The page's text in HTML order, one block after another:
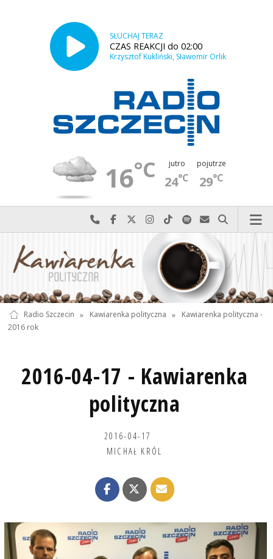
SŁUCHAJ TERAZ
CZAS REAKCJI do 02:00
Krzysztof Kukliński, Sławomir Orlik
16°C jutro
24°C
pojutrze
29°C
Najlepiej po prostu do nas zadzwoń
Odwiedź nas na Facebook-u
Odwiedź nas na X
Odwiedź nas na Instagram-ie
Odwiedź nas na TikTok-u
Szukaj nas na Spotify
Wyślij do nas
Szukaj
Radio Szczecin » Kawiarenka polityczna »
Kawiarenka polityczna -
2016 rok
2016-04-17 - Kawiarenka
polityczna
2016-04-17
MICHAŁ KRÓL